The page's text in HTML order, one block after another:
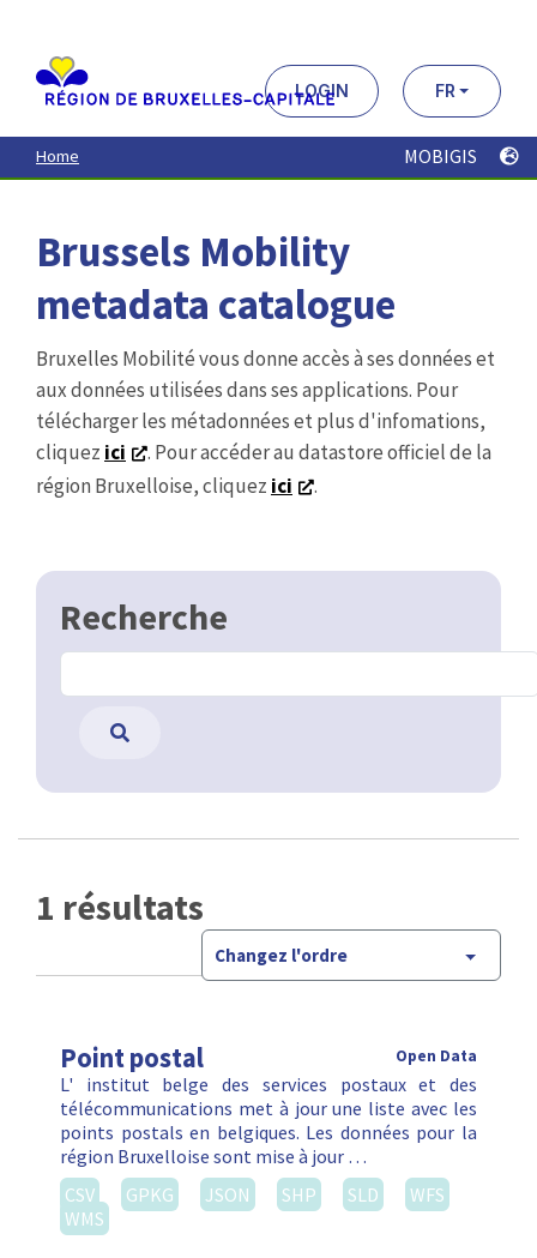
contenu
principal
LOGIN FR
Home MOBIGIS
Brussels Mobility
metadata catalogue
Bruxelles Mobilité vous donne accès à ses données et
aux données utilisées dans ses applications. Pour
télécharger les métadonnées et plus d'infomations,
cliquez ici
. Pour accéder au datastore officiel de la
région Bruxelloise, cliquez ici .
Recherche
1 résultats
Changez l'ordre
Point postal Open Data
L' institut belge des services postaux et des
télécommunications met à jour une liste avec les
points postals en belgiques. Les données pour la
région Bruxelloise sont mise à jour …
CSV
GPKG JSON SHP SLD
WFS
WMS